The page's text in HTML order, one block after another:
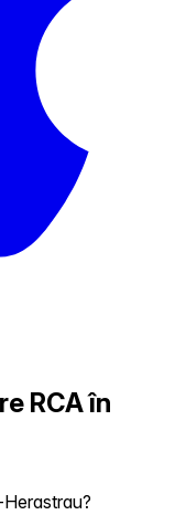
RCA în